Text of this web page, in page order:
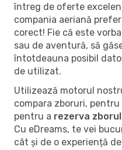
întreg de oferte
compania aeriană
corect! Fie că este
sau de aventură, să
întotdeauna posibil
de utilizat.
Utilizează motorul
compara zboruri,
pentru a rezerva
Cu eDreams, te vei
cât și de o experiență